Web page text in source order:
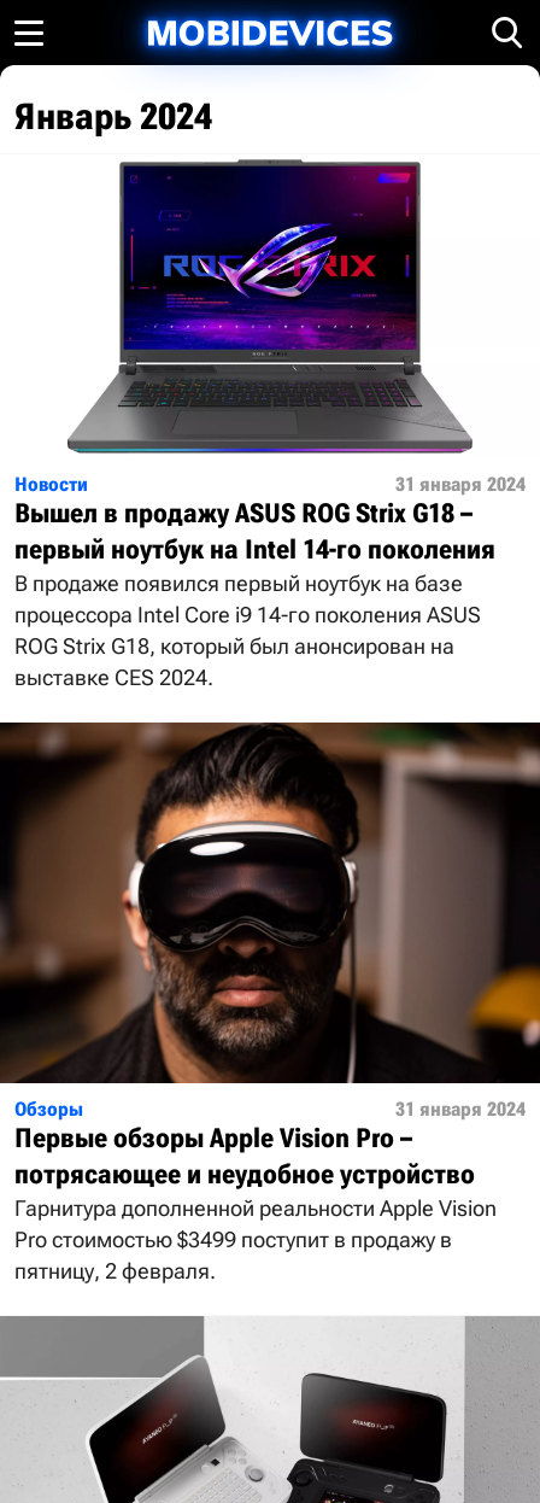
Январь 2024
Новости 31 января 2024
Вышел в продажу ASUS ROG Strix G18 –
первый ноутбук на Intel 14-го поколения
В продаже появился первый ноутбук на базе
процессора Intel Core i9 14-го поколения ASUS
ROG Strix G18, который был анонсирован на
выставке CES 2024.
Обзоры 31 января 2024
Первые обзоры Apple Vision Pro –
потрясающее и неудобное устройство
Гарнитура дополненной реальности Apple Vision
Pro стоимостью $3499 поступит в продажу в
пятницу, 2 февраля.